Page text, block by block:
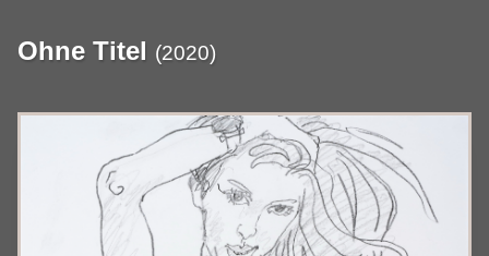
Ohne Titel (2020)